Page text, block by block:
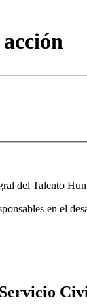
del Talento
en el